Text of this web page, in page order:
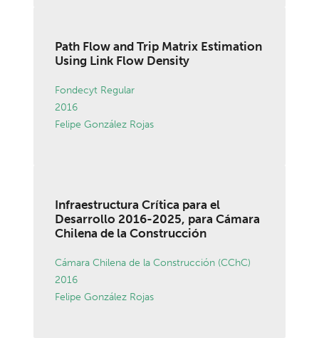
Path Flow and Trip Matrix Estimation
Using Link Flow Density
Fondecyt Regular
2016
Felipe González Rojas
Infraestructura Crítica para el
Desarrollo 2016-2025, para Cámara
Chilena de la Construcción
Cámara Chilena de la Construcción (CChC)
2016
Felipe González Rojas